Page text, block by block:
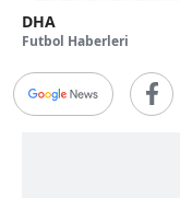
DHA
Futbol Haberleri